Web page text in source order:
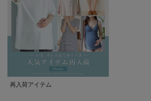
再入荷アイテム